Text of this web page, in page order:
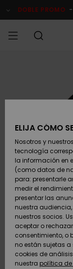
del
DOBLE PROMO -
SURF
SNOW
DOBLE
PROMO
AYUDA &
CONTACTO
ELIJA CÓMO
Nosotros y
tecnología
la información en
(como datos de
para: presentarle
medir el
presentar las
nuestra
nuestros socios.
aceptar o
consentimiento, o
no están sujetas
cookies de
nuestra política de